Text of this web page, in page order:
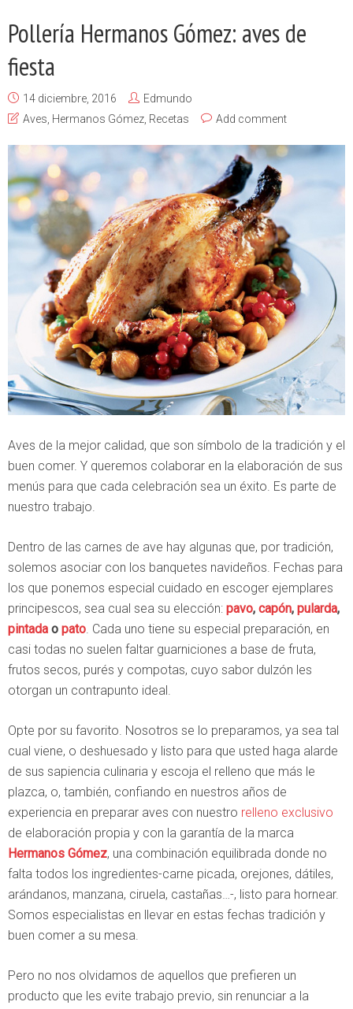
Pollería Hermanos Gómez: aves de
fiesta
14 diciembre, 2016
Edmundo
Aves Hermanos Gómez Recetas Add comment
Aves de la mejor calidad, que son símbolo de la tradición y el
buen comer. Y queremos colaborar en la elaboración de sus
menús para que cada celebración sea un éxito. Es parte de
nuestro trabajo.
Dentro de las carnes de ave hay algunas que, por tradición,
solemos asociar con los banquetes navideños. Fechas para
los que ponemos especial cuidado en escoger ejemplares
principescos, sea cual sea su elección: pavo, capón, pularda,
pintada o pato . Cada uno tiene su especial preparación, en
casi todas no suelen faltar guarniciones a base de fruta,
frutos secos, purés y compotas, cuyo sabor dulzón les
otorgan un contrapunto ideal.
Opte por su favorito. Nosotros se lo preparamos, ya sea tal
cual viene, o deshuesado y listo para que usted haga alarde
de sus sapiencia culinaria y escoja el relleno que más le
plazca, o, también, confiando en nuestros años de
experiencia en preparar aves con nuestro relleno exclusivo
de elaboración propia y con la garantía de la marca
Hermanos Gómez, una combinación equilibrada donde no
falta todos los ingredientes-carne picada, orejones, dátiles,
arándanos, manzana, ciruela, castañas…-, listo para hornear.
Somos especialistas en llevar en estas fechas tradición y
buen comer a su mesa.
Pero no nos olvidamos de aquellos que prefieren un
producto que les evite trabajo previo, sin renunciar a la